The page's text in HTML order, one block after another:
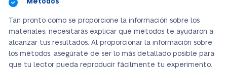
Métodos
Tan pronto como se proporcione la información sobre los
materiales, necesitarás explicar qué métodos te ayudaron a
alcanzar tus resultados. Al proporcionar la información sobre
los métodos, asegúrate de ser lo más detallado posible para
que tu lector pueda reproducir fácilmente tu experimento.